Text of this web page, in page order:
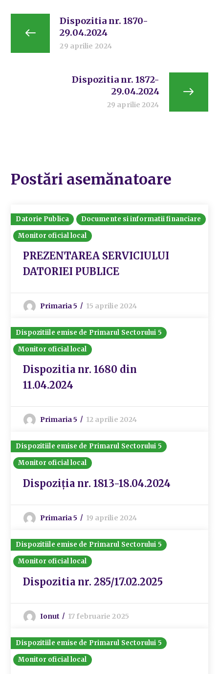
Dispozitia nr. 1870-
29.04.2024
29 aprilie 2024
Dispozitia nr. 1872-
29.04.2024
29 aprilie 2024
Postări asemănatoare
Datorie Publica
Documente si informatii financiare
Monitor oficial local
PREZENTAREA SERVICIULUI
DATORIEI PUBLICE
Primaria 5 15 aprilie 2024
Dispozitiile emise de Primarul Sectorului 5
Monitor oficial local
Dispozitia nr. 1680 din
11.04.2024
Primaria 5 12 aprilie 2024
Dispozitiile emise de Primarul Sectorului 5
Monitor oficial local
Dispoziția nr. 1813-18.04.2024
Primaria 5 19 aprilie 2024
Dispozitiile emise de Primarul Sectorului 5
Monitor oficial local
Dispozitia nr. 285/17.02.2025
Ionut 17 februarie 2025
Dispozitiile emise de Primarul Sectorului 5
Monitor oficial local